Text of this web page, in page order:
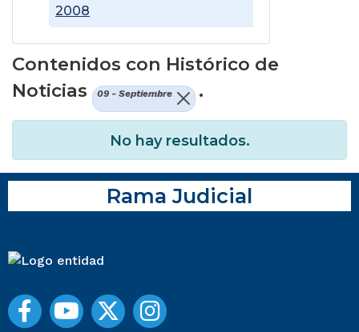
2008
Contenidos con Histórico de
Noticias
09 - Septiembre .
No hay resultados.
Rama Judicial